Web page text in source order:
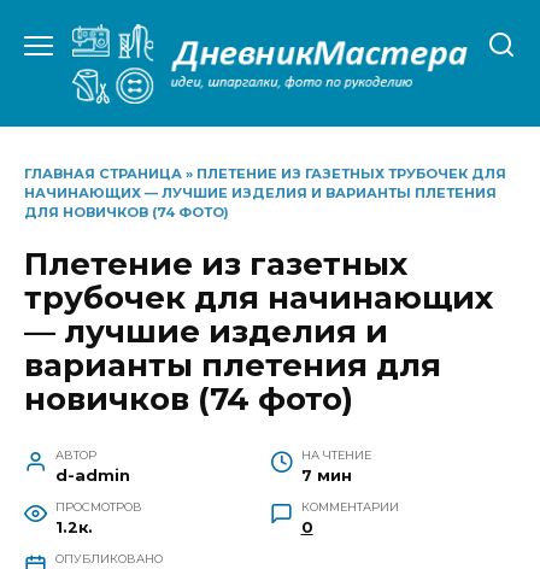
содержанию
ГЛАВНАЯ СТРАНИЦА » ПЛЕТЕНИЕ ИЗ ГАЗЕТНЫХ ТРУБОЧЕК ДЛЯ
НАЧИНАЮЩИХ — ЛУЧШИЕ ИЗДЕЛИЯ И ВАРИАНТЫ ПЛЕТЕНИЯ
ДЛЯ НОВИЧКОВ (74 ФОТО)
Плетение из газетных
трубочек для начинающих
— лучшие изделия и
варианты плетения для
новичков (74 фото)
АВТОР
d-admin
НА ЧТЕНИЕ
7 мин
ПРОСМОТРОВ
1.2к.
КОММЕНТАРИИ
0
ОПУБЛИКОВАНО